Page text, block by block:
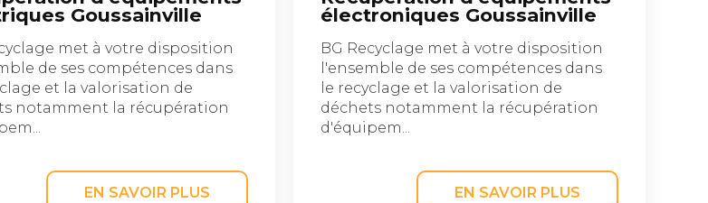
Goussainville
met à votre disposition
de ses compétences dans
et la valorisation de
notamment la récupération
EN SAVOIR PLUS
électroniques Goussainville
BG Recyclage met à votre disposition
l'ensemble de ses compétences dans
le recyclage et la valorisation de
déchets notamment la récupération
d'équipem...
EN SAVOIR PLUS